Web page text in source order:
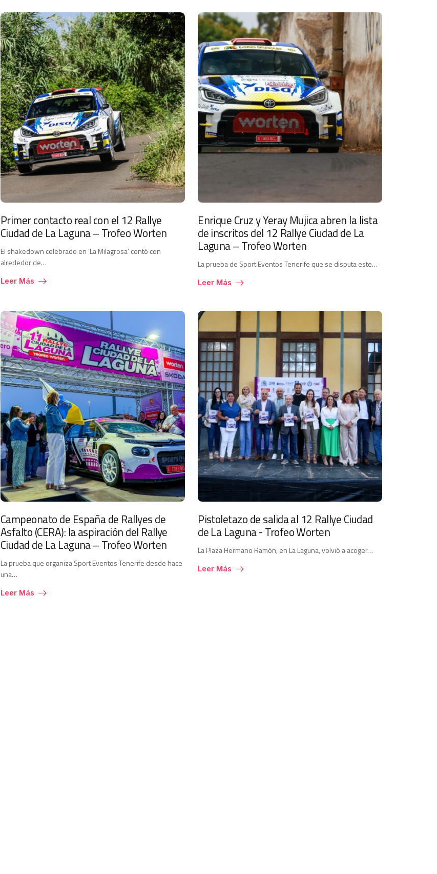
Primer contacto real con el 12 Rallye
Ciudad de La Laguna – Trofeo Worten
El shakedown celebrado en ‘La Milagrosa’ contó con
alrededor de…
Leer Más
Enrique Cruz y Yeray Mujica abren la lista
de inscritos del 12 Rallye Ciudad de La
Laguna – Trofeo Worten
La prueba de Sport Eventos Tenerife que se disputa este…
Leer Más
Campeonato de España de Rallyes de
Asfalto (CERA): la aspiración del Rallye
Ciudad de La Laguna – Trofeo Worten
La prueba que organiza Sport Eventos Tenerife desde hace
una…
Leer Más
Pistoletazo de salida al 12 Rallye Ciudad
de La Laguna - Trofeo Worten
La Plaza Hermano Ramón, en La Laguna, volvió a acoger…
Leer Más